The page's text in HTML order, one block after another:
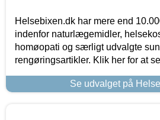
Helsebixen.dk har mere end
indenfor naturlægemidler,
homøopati og særligt udvalgte
rengøringsartikler. Klik her for at
Se udvalget på